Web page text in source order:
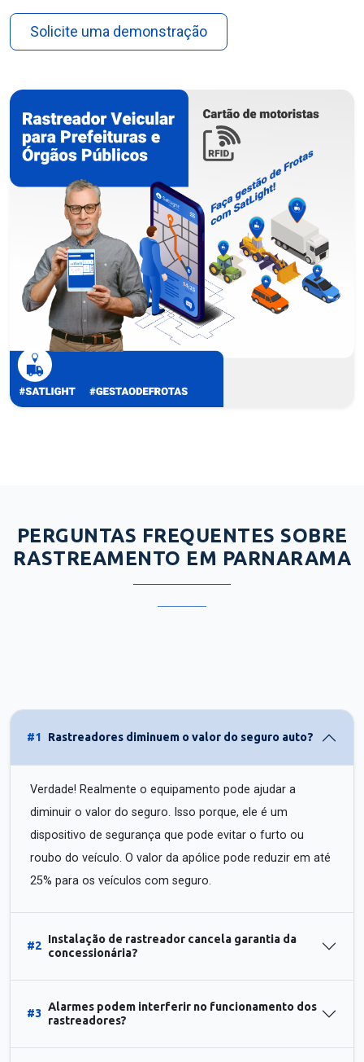
Solicite uma demonstração
PERGUNTAS FREQUENTES SOBRE
RASTREAMENTO EM PARNARAMA
#1 Rastreadores diminuem o valor do seguro auto?
Verdade! Realmente o equipamento pode ajudar a
diminuir o valor do seguro. Isso porque, ele é um
dispositivo de segurança que pode evitar o furto ou
roubo do veículo. O valor da apólice pode reduzir em até
25% para os veículos com seguro.
#2
Instalação de rastreador cancela garantia da
concessionária?
#3
Alarmes podem interferir no funcionamento dos
rastreadores?